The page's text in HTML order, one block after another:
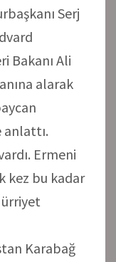
Serj
Bakanı Ali
alarak
anlattı.
Ermeni
kez bu kadar
Karabağ